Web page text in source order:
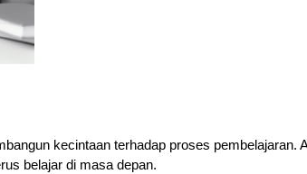
kecintaan terhadap proses pembelajaran.
belajar di masa depan.